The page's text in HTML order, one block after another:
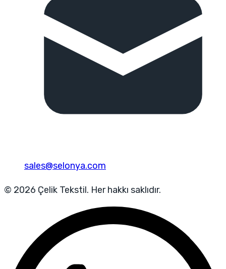
sales@selonya.com
© 2026 Çelik Tekstil. Her hakkı saklıdır.